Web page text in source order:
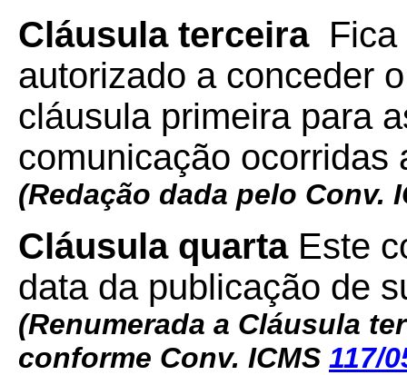
Cláusula terceira
autorizado a conceder
cláusula primeira para
comunicação ocorridas
(Redação dada pelo Conv.
Cláusula quartaEste
data da publicação de
(Renumerada a Cláusula
conforme Conv. ICMS 117/